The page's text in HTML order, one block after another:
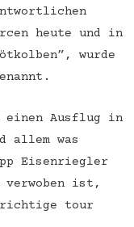
heute und in
wurde
einen Ausflug in
allem was
Eisenriegler
ist,
richtige tour